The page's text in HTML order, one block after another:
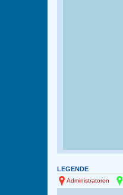
LEGENDE
Administratoren